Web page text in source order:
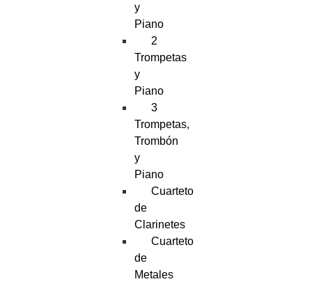
y
Piano
2
Trompetas
y
Piano
3
Trompetas,
Trombón
y
Piano
Cuarteto
de
Clarinetes
Cuarteto
de
Metales